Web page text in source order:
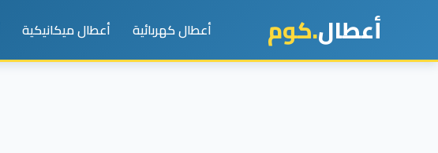
أعطال.كوم أعطال كهربائية أعطال ميكانيكية